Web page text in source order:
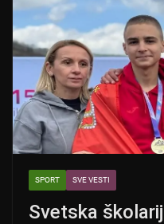
SPORT SVE VESTI
Svetska